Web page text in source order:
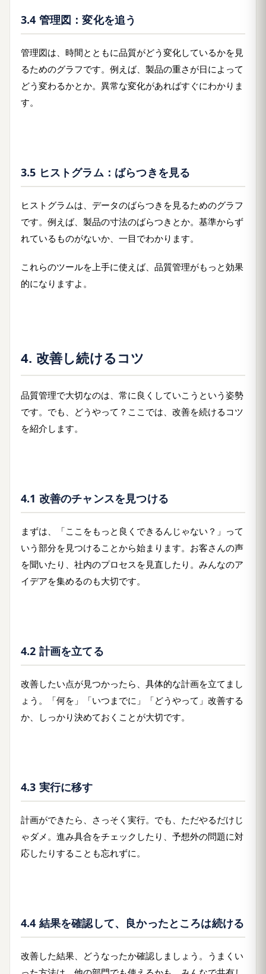
3.4 管理図：変化を追う
管理図は、時間とともに品質がどう変化しているかを見
るためのグラフです。例えば、製品の重さが日によって
どう変わるかとか。異常な変化があればすぐにわかりま
す。
3.5 ヒストグラム：ばらつきを見る
ヒストグラムは、データのばらつきを見るためのグラフ
です。例えば、製品の寸法のばらつきとか。基準からず
れているものがないか、一目でわかります。
これらのツールを上手に使えば、品質管理がもっと効果
的になりますよ。
4. 改善し続けるコツ
品質管理で大切なのは、常に良くしていこうという姿勢
です。でも、どうやって？ここでは、改善を続けるコツ
を紹介します。
4.1 改善のチャンスを見つける
まずは、「ここをもっと良くできるんじゃない？」って
いう部分を見つけることから始まります。お客さんの声
を聞いたり、社内のプロセスを見直したり。みんなのア
イデアを集めるのも大切です。
4.2 計画を立てる
改善したい点が見つかったら、具体的な計画を立てまし
ょう。「何を」「いつまでに」「どうやって」改善する
か、しっかり決めておくことが大切です。
4.3 実行に移す
計画ができたら、さっそく実行。でも、ただやるだけじ
ゃダメ。進み具合をチェックしたり、予想外の問題に対
応したりすることも忘れずに。
4.4 結果を確認して、良かったところは続ける
改善した結果、どうなったか確認しましょう。うまくい